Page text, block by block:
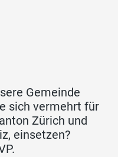
Gemeinde
sich vermehrt für
Zürich und
einsetzen?